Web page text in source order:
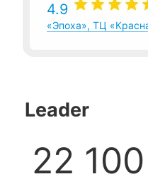
4.9
«Эпоха», ТЦ
Leader
22